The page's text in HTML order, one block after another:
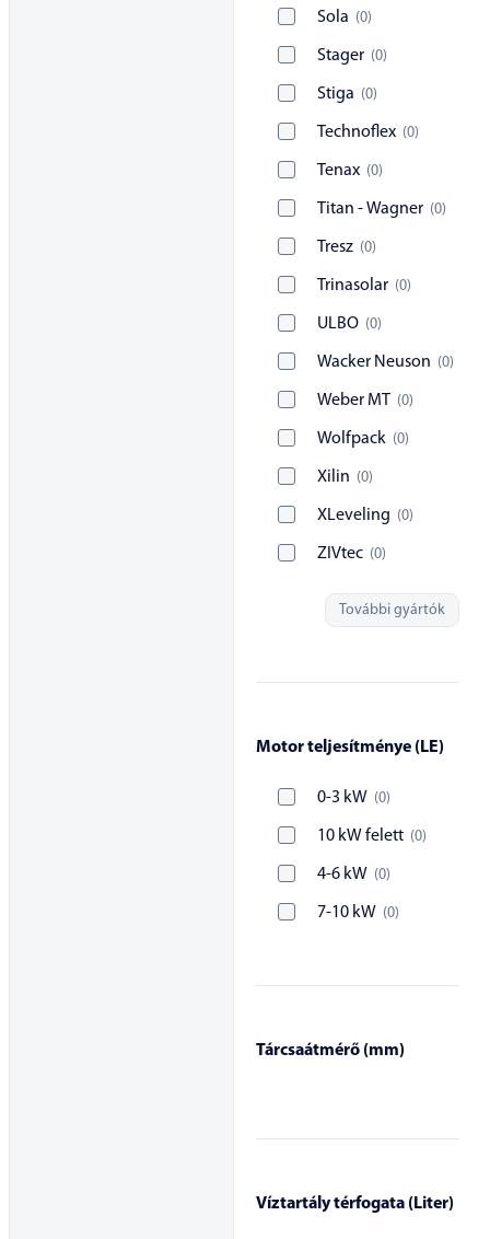
Sola (0)
Stager (0)
Stiga (0)
Technoflex (0)
Tenax (0)
Titan - Wagner (0)
Tresz (0)
Trinasolar (0)
ULBO (0)
Wacker Neuson (0)
Weber MT (0)
Wolfpack (0)
Xilin (0)
XLeveling (0)
ZIVtec (0)
További gyártók
Motor teljesítménye (LE)
0-3 kW (0)
10 kW felett (0)
4-6 kW (0)
7-10 kW (0)
Tárcsaátmérő (mm)
Víztartály térfogata (Liter)